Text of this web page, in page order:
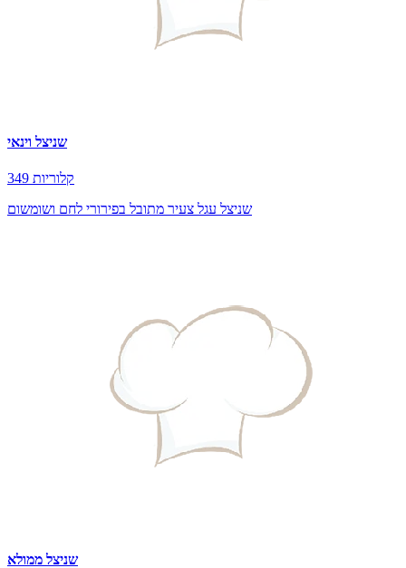
שניצל וינאי
349 קלוריות
שניצל עגל צעיר מתובל בפירורי לחם ושומשום
שניצל ממולא